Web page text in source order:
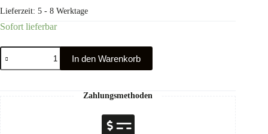
Lieferzeit: 5 - 8 Werktage
Sofort lieferbar
In den Warenkorb
Zahlungsmethoden